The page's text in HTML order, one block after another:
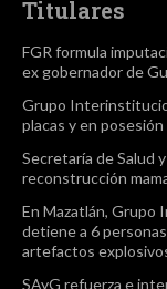
Titulares
FGR formula
ex gobernador de
Grupo
placas y en
Secretaría de Salud
reconstrucción
En Mazatlán,
detiene a 6
artefactos
SAyG refuerza e